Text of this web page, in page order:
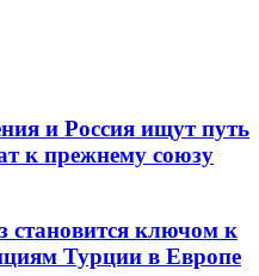
и Россия ищут путь
к прежнему союзу
становится ключом к
Турции в Европе